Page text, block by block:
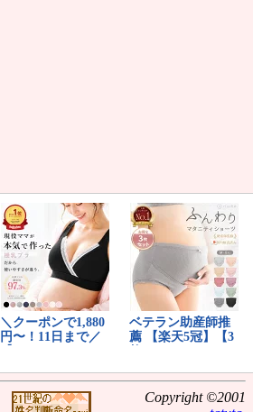
Copyright ©2001